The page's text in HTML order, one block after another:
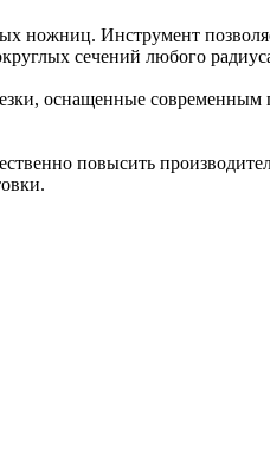
Инструмент
сечений любого
оснащенные
повысить